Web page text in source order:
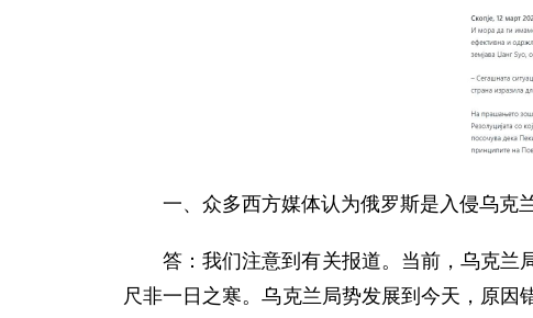
一、众多西方媒体认为俄罗斯是入侵乌克
答：我们注意到有关报道。当前，乌克兰
尺非一日之寒。乌克兰局势发展到今天，原